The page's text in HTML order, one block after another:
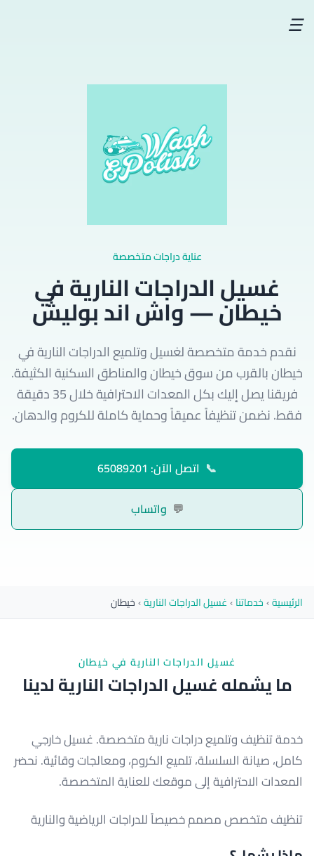
☰
عناية دراجات متخصصة
غسيل الدراجات النارية في
خيطان — واش اند بوليش
نقدم خدمة متخصصة لغسيل وتلميع الدراجات النارية في
خيطان بالقرب من سوق خيطان والمناطق السكنية الكثيفة.
فريقنا يصل إليك بكل المعدات الاحترافية خلال 35 دقيقة
فقط. نضمن تنظيفاً عميقاً وحماية كاملة للكروم والدهان.
📞 اتصل الآن: 65089201
💬 واتساب
الرئيسية›خدماتنا›غسيل الدراجات النارية›خيطان
غسيل الدراجات النارية في خيطان
ما يشمله غسيل الدراجات النارية لدينا
خدمة تنظيف وتلميع دراجات نارية متخصصة. غسيل خارجي
كامل، صيانة السلسلة، تلميع الكروم، ومعالجات وقائية. نحضر
المعدات الاحترافية إلى موقعك للعناية المتخصصة.
تنظيف متخصص مصمم خصيصاً للدراجات الرياضية والنارية